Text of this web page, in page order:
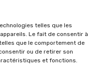
telles que les
Le fait de consentir à
que le comportement de
ou de retirer son
et fonctions.